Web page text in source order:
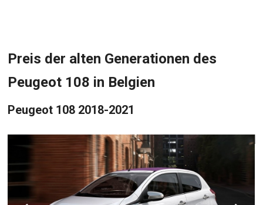
Preis der alten Generationen des
Peugeot 108 in Belgien
Peugeot 108 2018-2021